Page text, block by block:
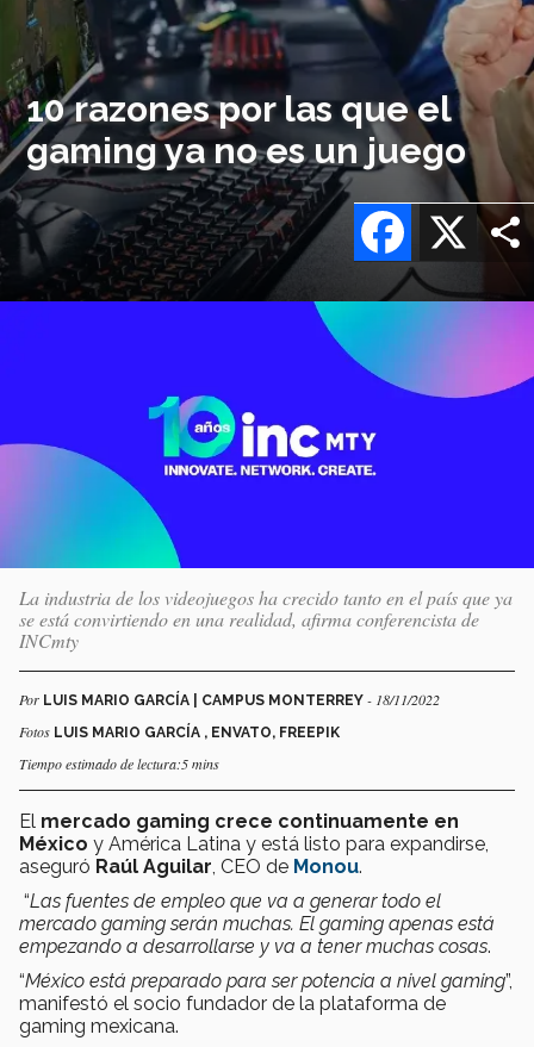
10 razones por las que el
gaming ya no es un juego
X
Facebook
La industria de los videojuegos ha crecido tanto en el país que ya
se está convirtiendo en una realidad, afirma conferencista de
INCmty
Por LUIS MARIO GARCÍA | CAMPUS MONTERREY - 18/11/2022
Fotos LUIS MARIO GARCÍA , ENVATO, FREEPIK
Tiempo estimado de lectura:5 mins
El mercado gaming crece continuamente en
México y América Latina y está listo para expandirse,
aseguró Raúl Aguilar , CEO de Monou.
“Las fuentes de empleo que va a generar todo el
mercado gaming serán muchas. El gaming apenas está
empezando a desarrollarse y va a tener muchas cosas.
“México está preparado para ser potencia a nivel gaming”,
manifestó el socio fundador de la plataforma de
gaming mexicana.